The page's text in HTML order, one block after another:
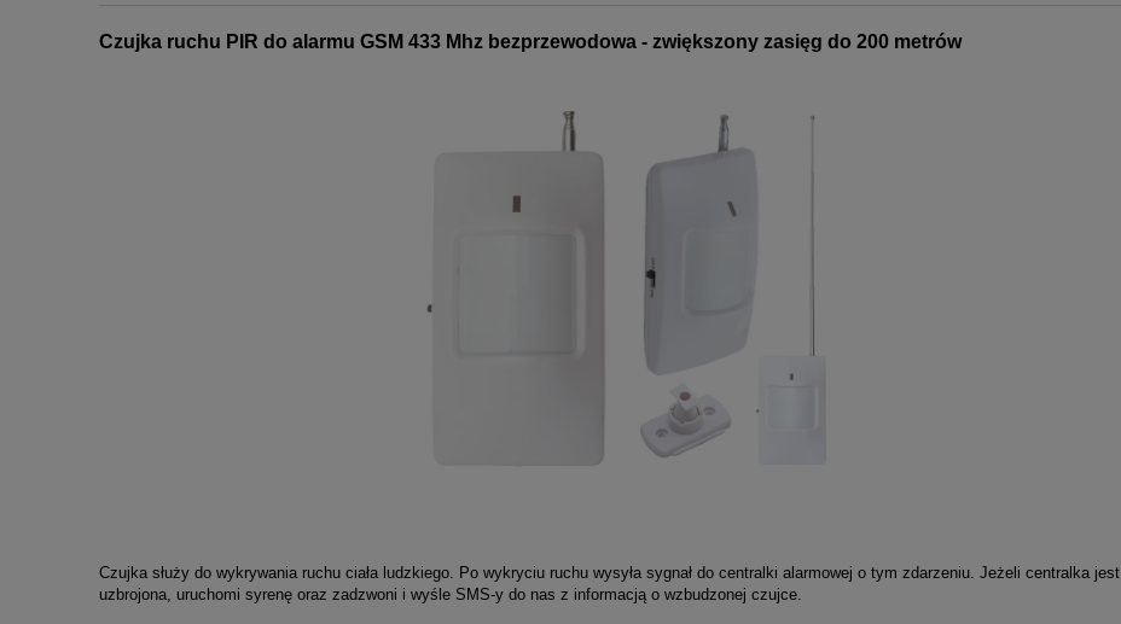
Czujka ruchu PIR do alarmu GSM 433 Mhz bezprzewodowa - zwiększony zasięg do 200 metrów
Czujka służy do wykrywania ruchu ciała ludzkiego. Po wykryciu ruchu wysyła sygnał do centralki alarmowej o tym zdarzeniu. Jeżeli centralka jest
uzbrojona, uruchomi syrenę oraz zadzwoni i wyśle SMS-y do nas z informacją o wzbudzonej czujce.